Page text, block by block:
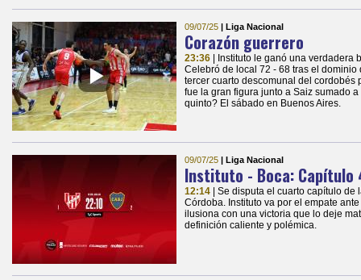
09/07/25 | Liga Nacional
Corazón guerrero
23:36
| Instituto le ganó una
Celebró de local 72 - 68 tras el
tercer cuarto descomunal del
fue la gran figura junto a Saiz sumado
quinto? El sábado en Buenos Aires.
09/07/25 | Liga Nacional
Instituto - Boca: Capítulo
12:14
| Se disputa el cuarto capítulo
Córdoba. Instituto va por el empate
ilusiona con una victoria que lo deje
definición caliente y polémica.